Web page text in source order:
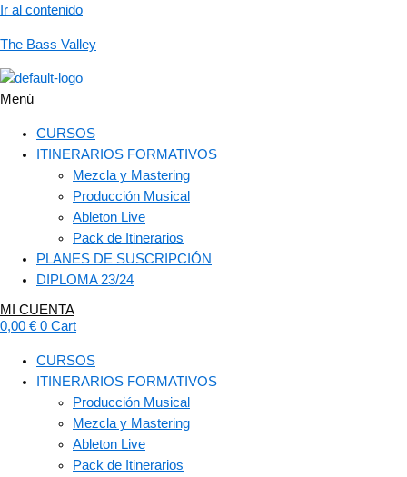
Ir al contenido
The Bass Valley
Menú
CURSOS
ITINERARIOS FORMATIVOS
Mezcla y Mastering
Producción Musical
Ableton Live
Pack de Itinerarios
PLANES DE SUSCRIPCIÓN
DIPLOMA 23/24
MI CUENTA
0,00 € 0 Cart
CURSOS
ITINERARIOS FORMATIVOS
Producción Musical
Mezcla y Mastering
Ableton Live
Pack de Itinerarios